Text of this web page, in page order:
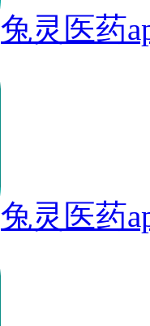
兔灵医药
兔灵医药